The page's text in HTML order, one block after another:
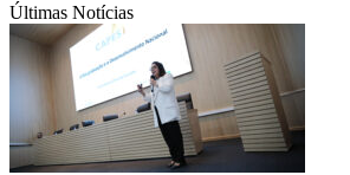
Últimas Notícias